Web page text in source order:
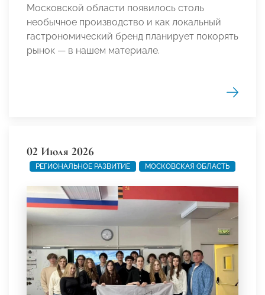
Московской области появилось столь
необычное производство и как локальный
гастрономический бренд планирует покорять
рынок — в нашем материале.
02 Июля 2026
РЕГИОНАЛЬНОЕ РАЗВИТИЕ МОСКОВСКАЯ ОБЛАСТЬ